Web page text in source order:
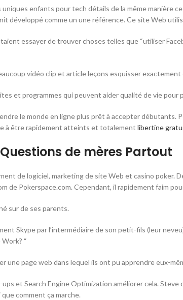
enfants pour tech détails de la même
développé comme un une référence. Ce site Web
essayer de trouver choses telles que “utiliser
vidéo clip et article leçons esquisser
et programmes qui peuvent aider qualité de vie pour
le monde en ligne plus prêt à accepter
à être rapidement atteints et totalement libertine
de mères Partout
de logiciel, marketing de site Web et casino poker.
de Pokerspace.com. Cependant, il rapidement faim
sur de ses parents.
Skype par l’intermédiaire de son petit-fils (leur
“
une page web dans lequel ils ont pu apprendre eux-
et Search Engine Optimization améliorer cela.
comment ça marche.